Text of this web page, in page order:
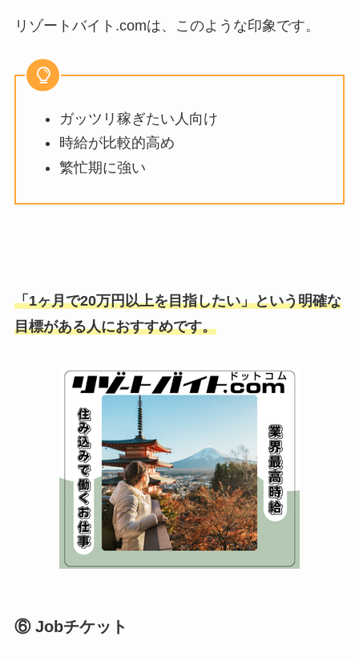
リゾートバイト .comは、このような印象です。
ガッツリ稼ぎたい人向け
時給が比較的高め
繁忙期に強い
「1ヶ月で20万円以上を目指したい」という明確な
目標がある人におすすめです。
⑥ Jobチケット